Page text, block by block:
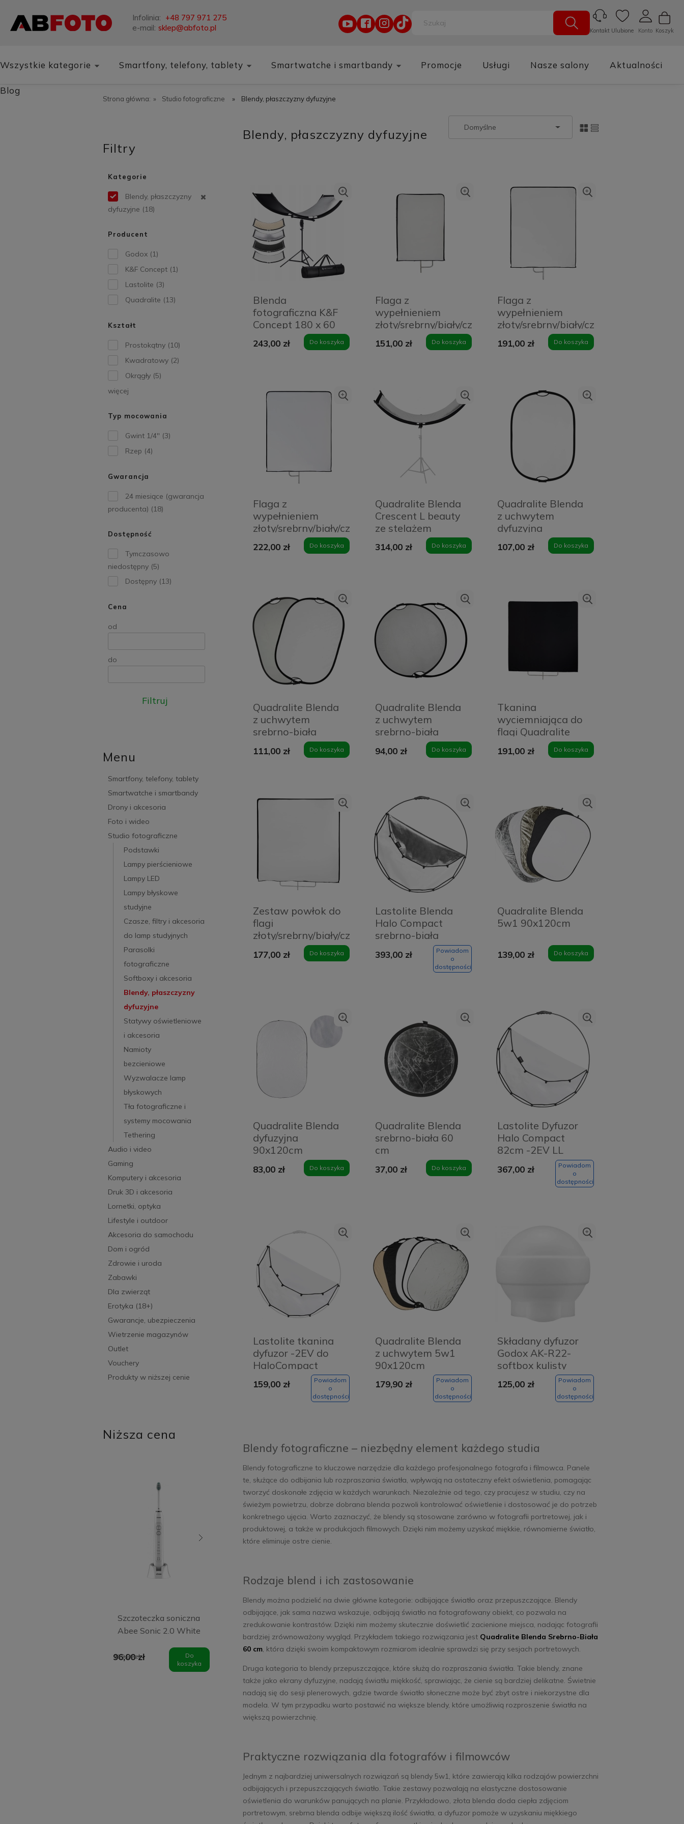
Infolinia: +48 797 971 275
e-mail: sklep@abfoto.pl Koszyk
Konto
Ulubione
Kontakt
Wszystkie kategorie Smartfony, telefony, tablety Smartwatche i smartbandy Promocje Usługi Nasze salony Aktualności
Blog
Strona główna: » Studio fotograficzne » Blendy, płaszczyzny dyfuzyjne
Filtry
Kategorie
Blendy, płaszczyzny
dyfuzyjne (18)
Producent
Godox (1)
K&F Concept (1)
Lastolite (3)
Quadralite (13)
Kształt
Prostokątny (10)
Kwadratowy (2)
Okrągły (5)
więcej
Typ mocowania
Gwint 1/4'' (3)
Rzep (4)
Gwarancja
24 miesiące (gwarancja
producenta) (18)
Dostępność
Tymczasowo
niedostępny (5)
Dostępny (13)
Cena
od
do
Filtruj
Menu
Smartfony, telefony, tablety
Smartwatche i smartbandy
Drony i akcesoria
Foto i wideo
Studio fotograficzne
Podstawki
Lampy pierścieniowe
Lampy LED
Lampy błyskowe
studyjne
Czasze, filtry i akcesoria
do lamp studyjnych
Parasolki
fotograficzne
Softboxy i akcesoria
Blendy, płaszczyzny
dyfuzyjne
Statywy oświetleniowe
i akcesoria
Namioty
bezcieniowe
Wyzwalacze lamp
błyskowych
Tła fotograficzne i
systemy mocowania
Tethering
Audio i video
Gaming
Komputery i akcesoria
Druk 3D i akcesoria
Lornetki, optyka
Lifestyle i outdoor
Akcesoria do samochodu
Dom i ogród
Zdrowie i uroda
Zabawki
Dla zwierząt
Erotyka (18+)
Gwarancje, ubezpieczenia
Wietrzenie magazynów
Outlet
Vouchery
Produkty w niższej cenie
Niższa cena
Szczoteczka soniczna
Abee Sonic 2.0 White
96,00 zł
129,00 zł
Do
koszyka
Szczoteczka soniczna
Abee Sonic ST Ultra
White
Do
Usługa w salonie -
oklejanie folią ochronną
PanzerGlass Max Ultra -
ekran smartfona
118,30 zł
Usługa w salonie -
oklejanie przezroczystą
folią ochronną
PanzerGlass - ekran
tabletu
104,30 zł
Blendy, płaszczyzny dyfuzyjne
Blenda
fotograficzna K&F
Concept 180 x 60
cm + Statyw 1.9 m
243,00 zł Do koszyka
Flaga z
wypełnieniem
złoty/srebrny/biały/czarny
Quadralite 45x60
cm
151,00 zł Do koszyka
Flaga z
wypełnieniem
złoty/srebrny/biały/czarny
60x75cm
191,00 zł Do koszyka
Flaga z
wypełnieniem
złoty/srebrny/biały/czarny
75x90cm
222,00 zł Do koszyka
Quadralite Blenda
Crescent L beauty
ze stelażem
314,00 zł Do koszyka
Quadralite Blenda
z uchwytem
dyfuzyjna
107,00 zł Do koszyka
Quadralite Blenda
z uchwytem
srebrno-biała
111,00 zł Do koszyka
Quadralite Blenda
z uchwytem
srebrno-biała
okrągła 110 cm
94,00 zł Do koszyka
Tkanina
wyciemniająca do
flagi Quadralite
120x120cm
Czarna - Black
191,00 zł Do koszyka
Zestaw powłok do
flagi
złoty/srebrny/biały/czarny
120x120cm
177,00 zł Do koszyka
Lastolite Blenda
Halo Compact
srebrno-biała
82cm LL LR3300
393,00 zł
Powiadom
o
dostępności
Quadralite Blenda
5w1 90x120cm
139,00 zł Do koszyka
Quadralite Blenda
dyfuzyjna
90x120cm
83,00 zł Do koszyka
Quadralite Blenda
srebrno-biała 60
cm
37,00 zł Do koszyka
Lastolite Dyfuzor
Halo Compact
82cm -2EV LL
367,00 zł
Powiadom
o
dostępności
Lastolite tkanina
dyfuzor -2EV do
HaloCompact
159,00 zł
Powiadom
o
dostępności
Quadralite Blenda
z uchwytem 5w1
90x120cm
179,90 zł
Powiadom
o
dostępności
Składany dyfuzor
Godox AK-R22-
softbox kulisty
125,00 zł
Powiadom
o
dostępności
Blendy fotograficzne – niezbędny element każdego studia
Blendy fotograficzne to kluczowe narzędzie dla każdego profesjonalnego fotografa i filmowca. Panele
te, służące do odbijania lub rozpraszania światła, wpływają na ostateczny efekt oświetlenia, pomagając
tworzyć doskonałe zdjęcia w każdych warunkach. Niezależnie od tego, czy pracujesz w studiu, czy na
świeżym powietrzu, dobrze dobrana blenda pozwoli kontrolować oświetlenie i dostosować je do potrzeb
konkretnego ujęcia. Warto zaznaczyć, że blendy są stosowane zarówno w fotografii portretowej, jak i
produktowej, a także w produkcjach filmowych. Dzięki nim możemy uzyskać miękkie, równomierne światło,
które eliminuje ostre cienie.
Rodzaje blend i ich zastosowanie
Blendy można podzielić na dwie główne kategorie: odbijające światło oraz przepuszczające. Blendy
odbijające, jak sama nazwa wskazuje, odbijają światło na fotografowany obiekt, co pozwala na
zredukowanie kontrastów. Dzięki nim możemy skutecznie doświetlić zacienione miejsca, nadając fotografii
bardziej zrównoważony wygląd. Przykładem takiego rozwiązania jest Quadralite Blenda Srebrno-Biała
60 cm, która dzięki swoim kompaktowym rozmiarom idealnie sprawdzi się przy sesjach portretowych.
Druga kategoria to blendy przepuszczające, które służą do rozpraszania światła. Takie blendy, znane
także jako ekrany dyfuzyjne, nadają światłu miękkość, sprawiając, że cienie są bardziej delikatne. Świetnie
nadają się do sesji plenerowych, gdzie twarde światło słoneczne może być zbyt ostre i niekorzystne dla
modela. W tym przypadku warto postawić na większe blendy, które umożliwią rozproszenie światła na
większą powierzchnię.
Praktyczne rozwiązania dla fotografów i filmowców
Jednym z najbardziej uniwersalnych rozwiązań są blendy 5w1, które zawierają kilka rodzajów powierzchni
odbijających i przepuszczających światło. Takie zestawy pozwalają na elastyczne dostosowanie
oświetlenia do warunków panujących na planie. Przykładowo, złota blenda doda ciepła zdjęciom
portretowym, srebrna blenda odbije większą ilość światła, a dyfuzor pomoże w uzyskaniu miękkiego